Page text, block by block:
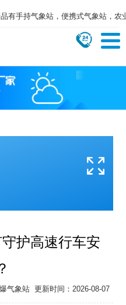
有手持气象站，便携式气象站，
护高速行车安
气象站 更新时间：2026-08-07